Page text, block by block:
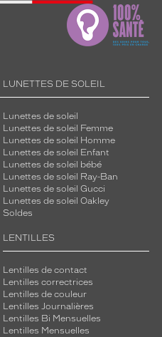
LUNETTES DE SOLEIL
Lunettes de soleil
Lunettes de soleil Femme
Lunettes de soleil Homme
Lunettes de soleil Enfant
Lunettes de soleil bébé
Lunettes de soleil Ray-Ban
Lunettes de soleil Gucci
Lunettes de soleil Oakley
Soldes
LENTILLES
Lentilles de contact
Lentilles correctrices
Lentilles de couleur
Lentilles Journalières
Lentilles Bi Mensuelles
Lentilles Mensuelles